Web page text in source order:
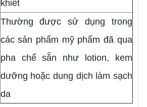
khiết
Thường được sử dụng trong
các sản phẩm mỹ phẩm đã qua
pha chế sẵn như lotion, kem
dưỡng hoặc dung dịch làm sạch
da